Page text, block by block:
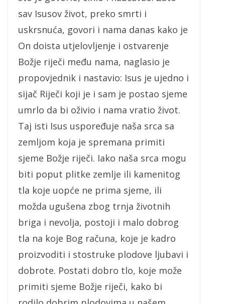
sav Isusov život, preko smrti i
uskrsnuća, govori i nama danas kako je
On doista utjelovljenje i ostvarenje
Božje riječi među nama, naglasio je
propovjednik i nastavio: Isus je ujedno i
sijač Riječi koji je i sam je postao sjeme
umrlo da bi oživio i nama vratio život.
Taj isti Isus uspoređuje naša srca sa
zemljom koja je spremana primiti
sjeme Božje riječi. Iako naša srca mogu
biti poput plitke zemlje ili kamenitog
tla koje uopće ne prima sjeme, ili
možda ugušena zbog trnja životnih
briga i nevolja, postoji i malo dobrog
tla na koje Bog računa, koje je kadro
proizvoditi i stostruke plodove ljubavi i
dobrote. Postati dobro tlo, koje može
primiti sjeme Božje riječi, kako bi